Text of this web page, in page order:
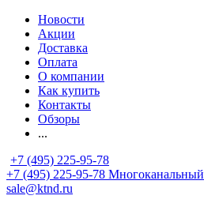
Новости
Акции
Доставка
Оплата
О компании
Как купить
Контакты
Обзоры
...
+7 (495) 225-95-78
+7 (495) 225-95-78 Многоканальный
sale@ktnd.ru